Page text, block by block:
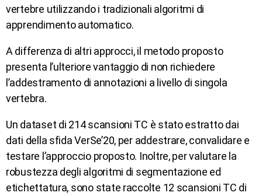
vertebre utilizzando i tradizionali algoritmi di
apprendimento automatico.
A differenza di altri approcci, il metodo proposto
presenta l’ulteriore vantaggio di non richiedere
l’addestramento di annotazioni a livello di singola
vertebra.
Un dataset di 214 scansioni TC è stato estratto dai
dati della sfida VerSe’20, per addestrare, convalidare e
testare l’approccio proposto. Inoltre, per valutare la
robustezza degli algoritmi di segmentazione ed
etichettatura, sono state raccolte 12 scansioni TC di